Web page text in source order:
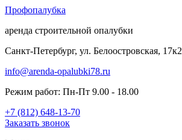
Профопалубка
аренда строительной опалубки
Санкт-Петербург, ул. Белоостровская, 17к2
info@arenda-opalubki78.ru
Режим работ: Пн-Пт 9.00 - 18.00
+7 (812) 648-13-70
Заказать звонок